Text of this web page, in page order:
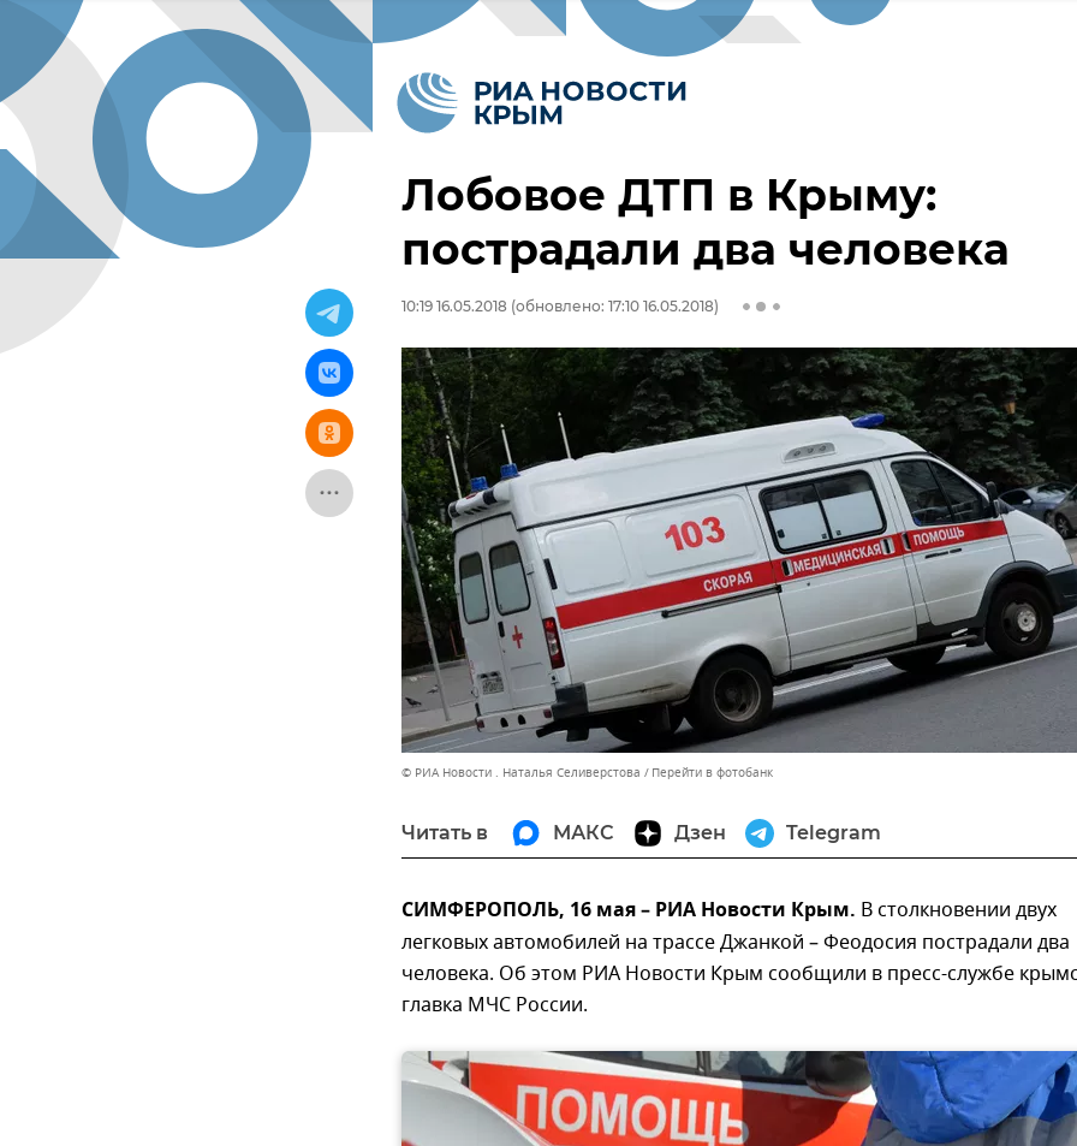
Лобовое ДТП в Крыму:
пострадали два человека
10:19 16.05.2018 (обновлено: 17:10 16.05.2018)
© РИА Новости . Наталья Селиверстова Перейти в фотобанк
Читать в МАКС Дзен Telegram
СИМФЕРОПОЛЬ, 16 мая – РИА Новости Крым. В столкновении двух
легковых автомобилей на трассе Джанкой – Феодосия пострадали два
человека. Об этом РИА Новости Крым сообщили в пресс-службе
главка МЧС России.